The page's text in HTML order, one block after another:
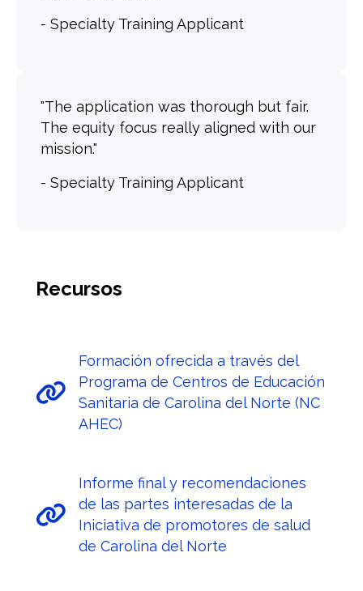
- Specialty Training Applicant
"The application was thorough but fair.
The equity focus really aligned with our
mission."
- Specialty Training Applicant
Recursos
Formación ofrecida a través del
Programa de Centros de Educación
Sanitaria de Carolina del Norte (NC
AHEC)
Informe final y recomendaciones
de las partes interesadas de la
Iniciativa de promotores de salud
de Carolina del Norte